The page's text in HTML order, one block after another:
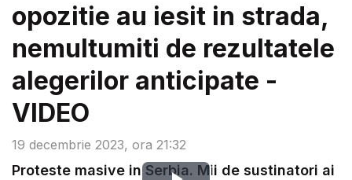
19 decembrie 2023, ora 21:32
opozitie au iesit in strada,
nemultumiti de rezultatele
alegerilor anticipate -
VIDEO
Proteste masive in Serbia. Mii de sustinatori ai